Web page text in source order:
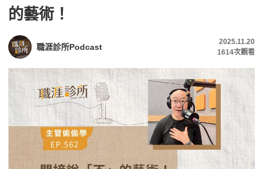
的藝術！
職涯診所Podcast
2025.11.20
1614次觀看